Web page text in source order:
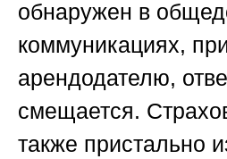
обнаружен в
коммуникациях,
арендодателю,
смещается.
также пристально